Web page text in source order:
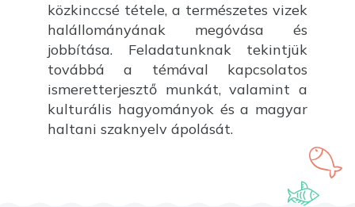
közkinccsé tétele, a természetes vizek
halállományának megóvása és
jobbítása. Feladatunknak tekintjük
továbbá a témával kapcsolatos
ismeretterjesztő munkát, valamint a
kulturális hagyományok és a magyar
haltani szaknyelv ápolását.